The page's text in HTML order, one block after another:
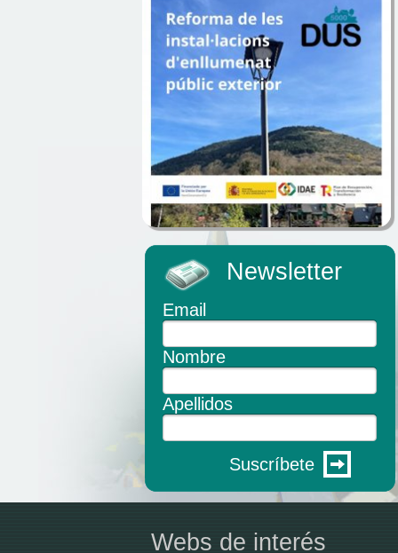
Newsletter
Email
Nombre
Apellidos
Suscríbete
Webs de interés